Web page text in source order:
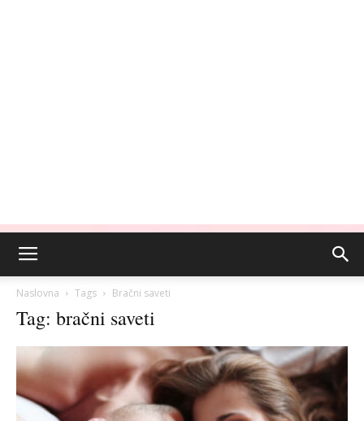
Naslovna Tags Bračni saveti
Tag: bračni saveti